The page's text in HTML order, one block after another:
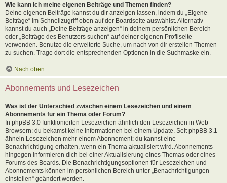
Wie kann ich meine eigenen Beiträge und Themen finden?
Deine eigenen Beiträge kannst du dir anzeigen lassen, indem du „Eigene
Beiträge“ im Schnellzugriff oben auf der Boardseite auswählst. Alternativ
kannst du auch „Deine Beiträge anzeigen“ in deinem persönlichen Bereich
oder „Beiträge des Benutzers suchen“ auf deiner eigenen Profilseite
verwenden. Benutze die erweiterte Suche, um nach von dir erstellen Themen
zu suchen. Trage dort die entsprechenden Optionen in die Suchmaske ein.
Nach oben
Abonnements und Lesezeichen
Was ist der Unterschied zwischen einem Lesezeichen und einem
Abonnements für ein Thema oder Forum?
In phpBB 3.0 funktionierten Lesezeichen ähnlich den Lesezeichen in Web-
Browsern: du bekamst keine Informationen bei einem Update. Seit phpBB 3.1
ähneln Lesezeichen mehr einem Abonnement: du kannst eine
Benachrichtigung erhalten, wenn ein Thema aktualisiert wird. Abonnements
hingegen informieren dich bei einer Aktualisierung eines Themas oder eines
Forums des Boards. Die Benachrichtigungsoptionen für Lesezeichen und
Abonnements können im persönlichen Bereich unter „Benachrichtigungen
einstellen“ geändert werden.